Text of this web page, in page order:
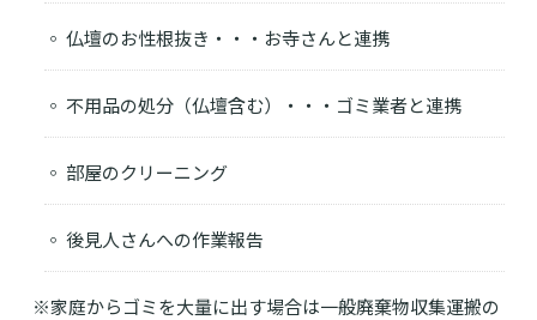
◦ 仏壇のお性根抜き・・・お寺さんと連携
◦ 不用品の処分（仏壇含む）・・・ゴミ業者と連携
◦ 部屋のクリーニング
◦ 後見人さんへの作業報告
※家庭からゴミを大量に出す場合は一般廃棄物収集運搬の